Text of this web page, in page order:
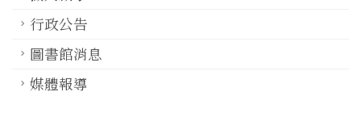
行政公告
圖書館消息
媒體報導